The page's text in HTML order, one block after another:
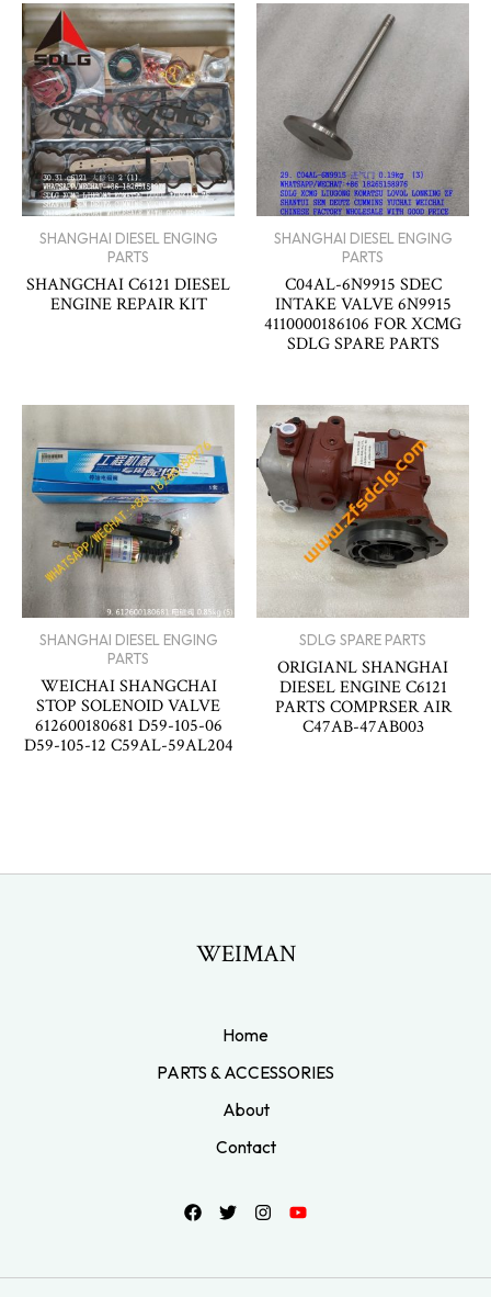
SHANGHAI DIESEL ENGING
PARTS
SHANGCHAI C6121 DIESEL
ENGINE REPAIR KIT
SHANGHAI DIESEL ENGING
PARTS
C04AL-6N9915 SDEC
INTAKE VALVE 6N9915
4110000186106 FOR XCMG
SDLG SPARE PARTS
SHANGHAI DIESEL ENGING
PARTS
WEICHAI SHANGCHAI
STOP SOLENOID VALVE
612600180681 D59-105-06
D59-105-12 C59AL-59AL204
SDLG SPARE PARTS
ORIGIANL SHANGHAI
DIESEL ENGINE C6121
PARTS COMPRSER AIR
C47AB-47AB003
WEIMAN
Home
PARTS & ACCESSORIES
About
Contact